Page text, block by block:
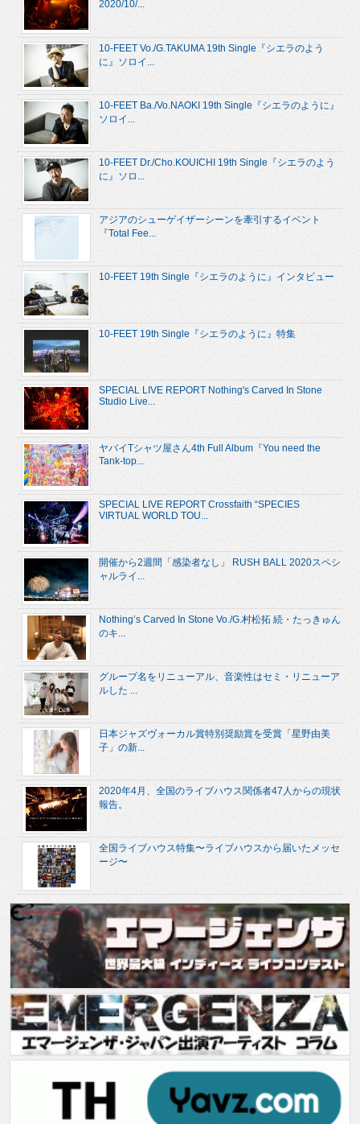
2020/10/...
10-FEET Vo./G.TAKUMA 19th Single『シエラのよう
に』ソロイ...
10-FEET Ba./Vo.NAOKI 19th Single『シエラのように』
ソロイ...
10-FEET Dr./Cho.KOUICHI 19th Single『シエラのよう
に』ソロ...
アジアのシューゲイザーシーンを牽引するイベント
『Total Fee...
10-FEET 19th Single『シエラのように』インタビュー
10-FEET 19th Single『シエラのように』特集
SPECIAL LIVE REPORT Nothing's Carved In Stone
Studio Live...
ヤバイTシャツ屋さん4th Full Album『You need the
Tank-top...
SPECIAL LIVE REPORT Crossfaith “SPECIES
VIRTUAL WORLD TOU...
開催から2週間「感染者なし」 RUSH BALL 2020スペシ
ャルライ...
Nothing’s Carved In Stone Vo./G.村松拓 続・たっきゅん
のキ...
グループ名をリニューアル、音楽性はセミ・リニューア
ルした ...
日本ジャズヴォーカル賞特別奨励賞を受賞「星野由美
子」の新...
2020年4月、全国のライブハウス関係者47人からの現状
報告。
全国ライブハウス特集〜ライブハウスから届いたメッセ
ージ〜